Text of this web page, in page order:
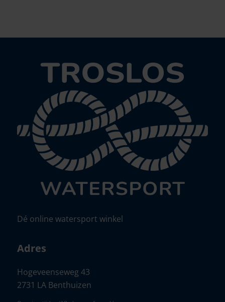
Dé online watersport winkel
Adres
Hogeveenseweg 43
2731 LA Benthuizen